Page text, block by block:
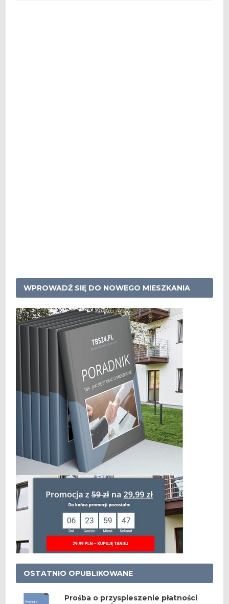
WPROWADŹ SIĘ DO NOWEGO MIESZKANIA
OSTATNIO OPUBLIKOWANE
Prośba o przyspieszenie płatności